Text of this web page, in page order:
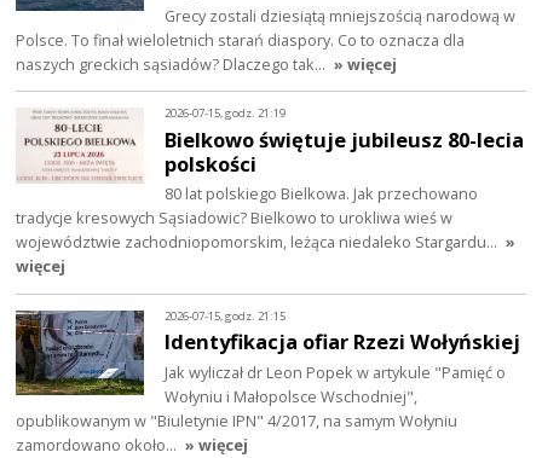
Grecy zostali dziesiątą mniejszością narodową w
Polsce. To finał wieloletnich starań diaspory. Co to oznacza dla
naszych greckich sąsiadów? Dlaczego tak… » więcej
2026-07-15, godz. 21:19
Bielkowo świętuje jubileusz 80-lecia
polskości
80 lat polskiego Bielkowa. Jak przechowano
tradycje kresowych Sąsiadowic? Bielkowo to urokliwa wieś w
województwie zachodniopomorskim, leżąca niedaleko Stargardu… »
więcej
2026-07-15, godz. 21:15
Identyfikacja ofiar Rzezi Wołyńskiej
Jak wyliczał dr Leon Popek w artykule "Pamięć o
Wołyniu i Małopolsce Wschodniej",
opublikowanym w "Biuletynie IPN" 4/2017, na samym Wołyniu
zamordowano około… » więcej